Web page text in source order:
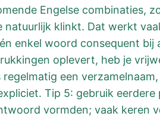
Engelse combinaties,
natuurlijk klinkt. Dat werkt
enkel woord consequent
oplevert, heb je
een
Tip 5: gebruik
vormden; vaak keren